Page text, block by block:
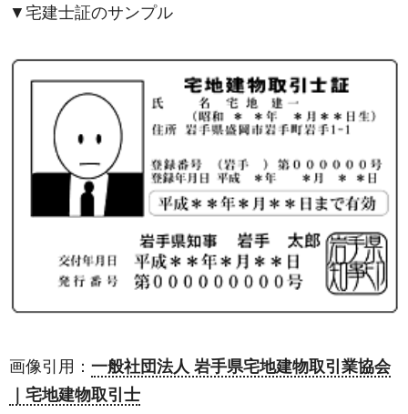
▼宅建士証のサンプル
画像引用： 一般社団法人 岩手県宅地建物取引業協会
｜宅地建物取引士